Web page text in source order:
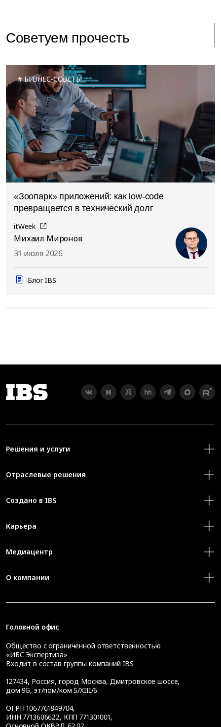
Советуем прочесть
БИЗНЕС-СОВЕТЫ
«Зоопарк» приложений: как low-code
превращается в технический долг
itWeek
Михаил Миронов
31 июля 2026
Блог IBS
Решения и услуги
Отраслевые решения
Создано в IBS
Карьера
Медиацентр
О компании
Головной офис
Общество с ограниченной ответственностью
«ИБС Экспертиза»
Входит в состав группы компаний IBS
127434, Россия, город Москва, Дмитровское шоссе,
дом 9Б, эт/пом/ком 5/XIII/6
ОГРН 1067761849704,
ИНН 7713606622, КПП 771301001,